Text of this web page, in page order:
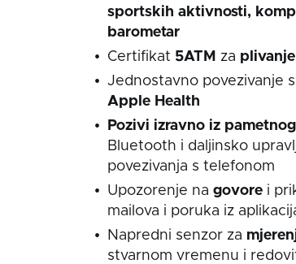
sportskih aktivnosti,
barometar
Certifikat 5ATM za plivanje
Jednostavno povezivanje
Apple Health
Pozivi izravno iz
Bluetooth i daljinsko
povezivanja s telefonom
Upozorenje na govore i
mailova i poruka iz
Napredni senzor za
stvarnom vremenu i